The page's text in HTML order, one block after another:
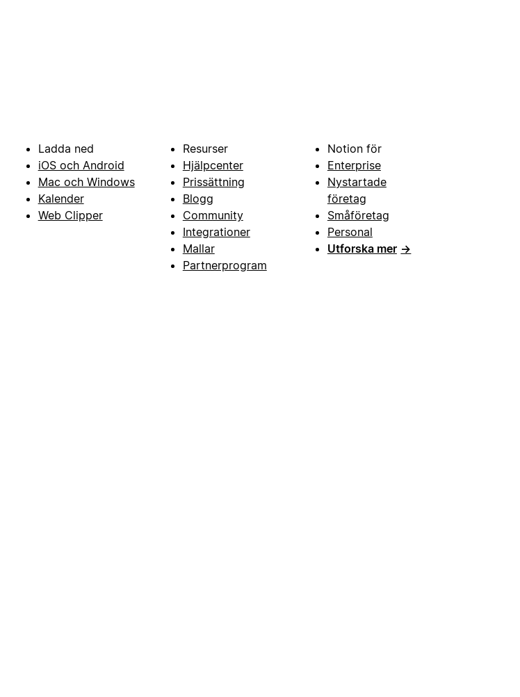
Ladda ned
iOS och Android
Mac och Windows
Kalender
Web Clipper
Resurser
Hjälpcenter
Prissättning
Blogg
Community
Integrationer
Mallar
Partnerprogram
Notion för
Enterprise
Nystartade
företag
Småföretag
Personal
Utforska mer →